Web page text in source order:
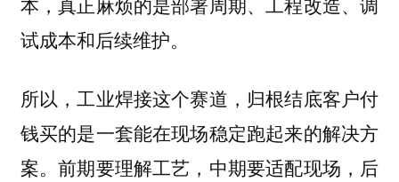
试成本和后续维护。
所以，工业焊接这个赛道，归根结底客户付
钱买的是一套能在现场稳定跑起来的解决方
案。前期要理解工艺，中期要适配现场，后